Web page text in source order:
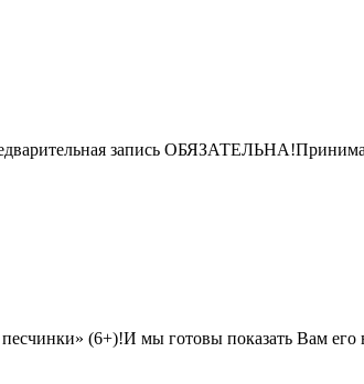
запись
(6+)!И мы готовы показать Вам его